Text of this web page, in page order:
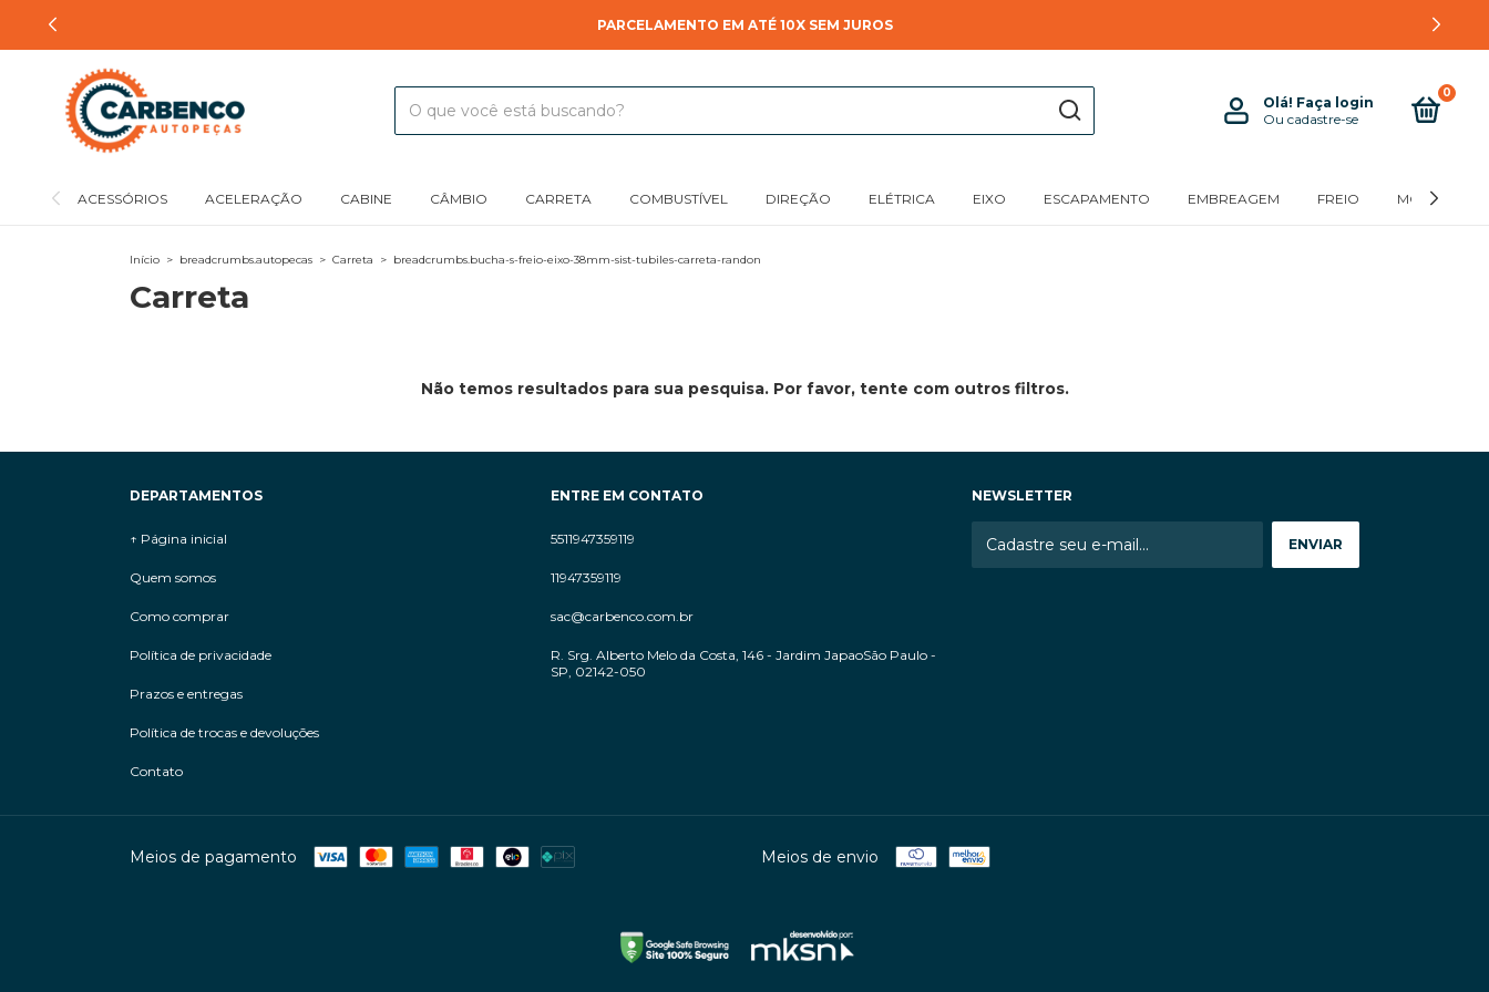
PARCELAMENTO EM ATÉ 10X SEM JUROS
Olá! Faça login
Ou cadastre-se
0
ACESSÓRIOS ACELERAÇÃO CABINE CÂMBIO CARRETA COMBUSTÍVEL DIREÇÃO ELÉTRICA EIXO ESCAPAMENTO EMBREAGEM FREIO MOTOR
Início > breadcrumbs.autopecas > Carreta > breadcrumbs.bucha-s-freio-eixo-38mm-sist-tubiles-carreta-randon
Carreta
Não temos resultados para sua pesquisa. Por favor, tente com outros filtros.
DEPARTAMENTOS
↑ Página inicial
Quem somos
Como comprar
Política de privacidade
Prazos e entregas
Política de trocas e devoluções
Contato
ENTRE EM CONTATO
5511947359119
11947359119
sac@carbenco.com.br
R. Srg. Alberto Melo da Costa, 146 - Jardim JapaoSão Paulo -
SP, 02142-050
NEWSLETTER
Meios de pagamento Meios de envio